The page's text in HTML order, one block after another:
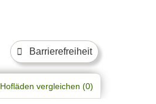
Barrierefreiheit
Hofläden vergleichen (0)